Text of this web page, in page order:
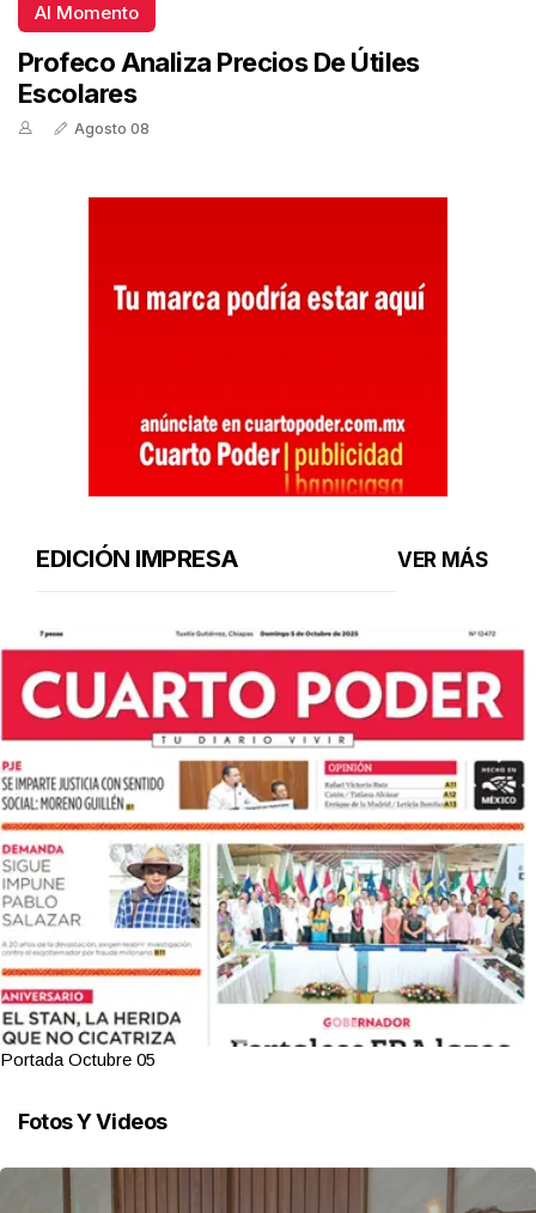
Al Momento
Profeco Analiza Precios De Útiles
Escolares
Agosto 08
EDICIÓN IMPRESA VER MÁS
Portada Octubre 05
Fotos Y Videos